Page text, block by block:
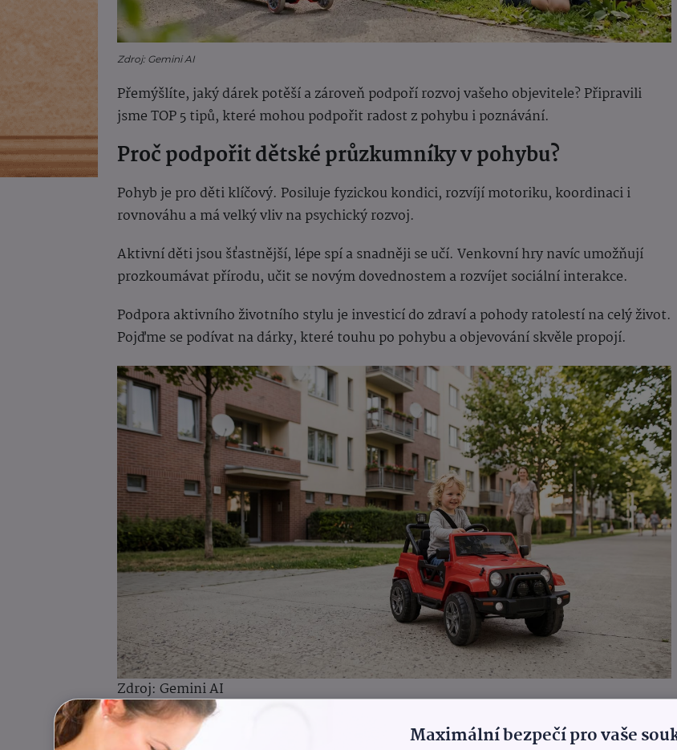
Zdroj: Gemini AI
Přemýšlíte, jaký dárek potěší a zároveň podpoří rozvoj vašeho objevitele? Připravili
jsme TOP 5 tipů, které mohou podpořit radost z pohybu i poznávání.
Proč podpořit dětské průzkumníky v pohybu?
Pohyb je pro děti klíčový. Posiluje fyzickou kondici, rozvíjí motoriku, koordinaci i
rovnováhu a má velký vliv na psychický rozvoj.
Aktivní děti jsou šťastnější, lépe spí a snadněji se učí. Venkovní hry navíc umožňují
prozkoumávat přírodu, učit se novým dovednostem a rozvíjet sociální interakce.
Podpora aktivního životního stylu je investicí do zdraví a pohody ratolestí na celý život.
Pojďme se podívat na dárky, které touhu po pohybu a objevování skvěle propojí.
Zdroj: Gemini AI
TOP 5 dárků, které rozhýbou fantazii i nožičky
Maximální bezpečí pro vaše